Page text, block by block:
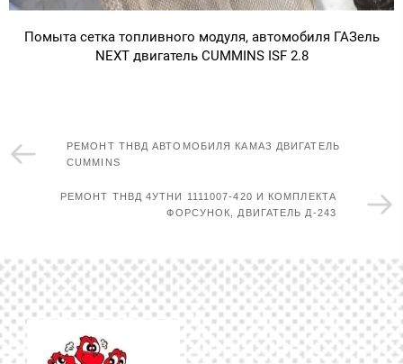
Помыта сетка топливного модуля, автомобиля ГАЗель
NEXT двигатель CUMMINS ISF 2.8
РЕМОНТ ТНВД АВТОМОБИЛЯ КАМАЗ ДВИГАТЕЛЬ
СUMMINS
РЕМОНТ ТНВД 4УТНИ 1111007-420 И КОМПЛЕКТА
ФОРСУНОК, ДВИГАТЕЛЬ Д-243